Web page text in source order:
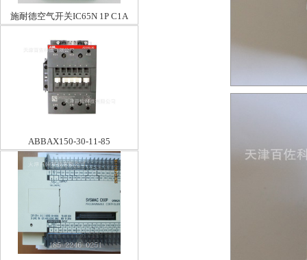
施耐德空气开关IC65N 1P C1A
ABBAX150-30-11-85